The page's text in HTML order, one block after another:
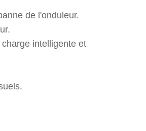
de l'onduleur.
intelligente et